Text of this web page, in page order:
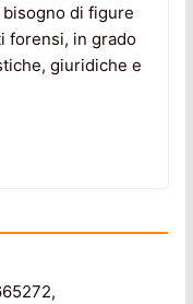
di figure
forensi, in grado
giuridiche e